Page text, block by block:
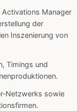
Manager
der
Inszenierung von
Timings und
sowie